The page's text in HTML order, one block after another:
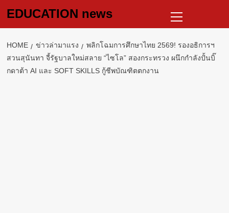
EDUCATION news
Menu
HOME ข่าวล่ามาแรง
พลิกโฉมการศึกษาไทย 2569! รองอธิการฯ
สวนสุนันทา จี้รัฐบาลใหม่สลาย “ไซโล” สองกระทรวง ผนึกกำลังปั้นบิ๊
กดาต้า AI และ SOFT SKILLS กู้ชีพบัณฑิตตกงาน